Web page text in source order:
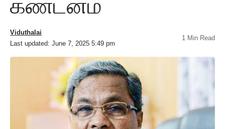
கண்டனம்
Last updated: June 7, 2025 5:49 pm
Viduthalai
1 Min Read